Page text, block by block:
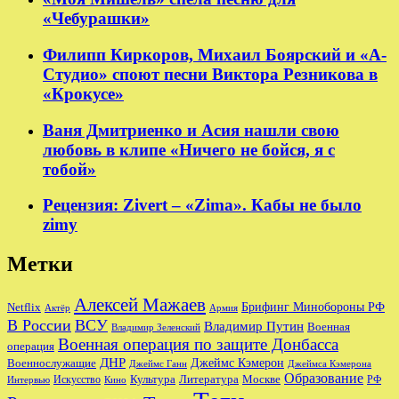
«Чебурашки»
Филипп Киркоров, Михаил Боярский и «А-
Студио» споют песни Виктора Резникова в
«Крокусе»
Ваня Дмитриенко и Асия нашли свою
любовь в клипе «Ничего не бойся, я с
тобой»
Рецензия: Zivert – «Zima». Кабы не было
zimy
Метки
Netflix Актёр Алексей Мажаев Армия Брифинг Минобороны РФ
В России ВСУ Владимир Зеленский Владимир Путин Военная
операция Военная операция по защите Донбасса
Военнослужащие ДНР Джеймс Ганн Джеймс Кэмерон Джеймса Кэмерона
Интервью Искусство Кино Культура Литература Москве Образование РФ